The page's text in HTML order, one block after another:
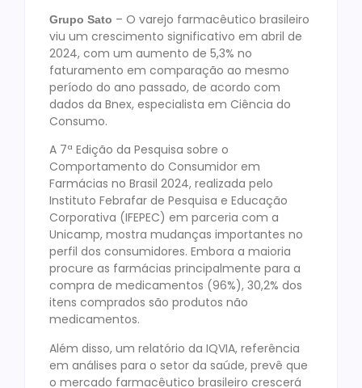
Grupo Sato – O varejo farmacêutico brasileiro
viu um crescimento significativo em abril de
2024, com um aumento de 5,3% no
faturamento em comparação ao mesmo
período do ano passado, de acordo com
dados da Bnex, especialista em Ciência do
Consumo.
A 7ª Edição da Pesquisa sobre o
Comportamento do Consumidor em
Farmácias no Brasil 2024, realizada pelo
Instituto Febrafar de Pesquisa e Educação
Corporativa (IFEPEC) em parceria com a
Unicamp, mostra mudanças importantes no
perfil dos consumidores. Embora a maioria
procure as farmácias principalmente para a
compra de medicamentos (96%), 30,2% dos
itens comprados são produtos não
medicamentos.
Além disso, um relatório da IQVIA, referência
em análises para o setor da saúde, prevê que
o mercado farmacêutico brasileiro crescerá